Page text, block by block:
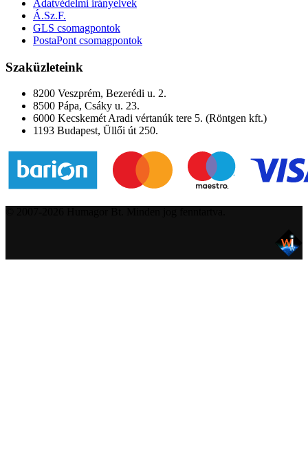
Adatvédelmi irányelvek
Á.Sz.F.
GLS csomagpontok
PostaPont csomagpontok
Szaküzleteink
8200 Veszprém, Bezerédi u. 2.
8500 Pápa, Csáky u. 23.
6000 Kecskemét Aradi vértanúk tere 5. (Röntgen kft.)
1193 Budapest, Üllői út 250.